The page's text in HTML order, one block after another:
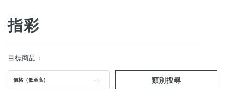
指彩
目標商品：
價格（低至高） 類別搜尋